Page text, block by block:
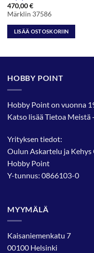
470,00€
Märklin 37586
LISÄÄ OSTOSKORIIN
HOBBY POINT
Hobby Point on vuonna
Katso lisääTietoa Meistä
Yrityksen tiedot:
Oulun Askartelu ja Kehys
Hobby Point
Y-tunnus: 0866103-0
MYYMÄLÄ
Kaisaniemenkatu 7
00100 Helsinki